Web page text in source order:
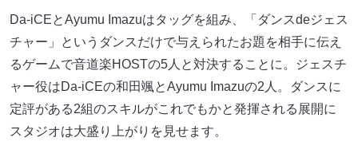
Da-iCEとAyumu Imazuはタッグを組み、「ダンスdeジェス
チャー」というダンスだけで与えられたお題を相手に伝え
るゲームで音道楽HOSTの5人と対決することに。ジェスチ
ャー役はDa-iCEの和田颯とAyumu Imazuの2人。ダンスに
定評がある2組のスキルがこれでもかと発揮される展開に
スタジオは大盛り上がりを見せます。